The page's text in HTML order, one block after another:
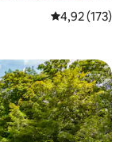
4,92 de uma
4,92 (173)